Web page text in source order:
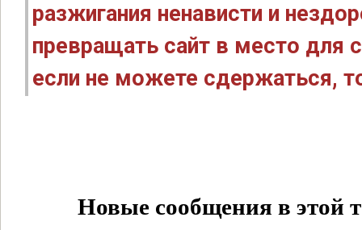
разжигания ненависти и
превращать сайт в место для
если не можете сдержаться,
Новые сообщения в этой